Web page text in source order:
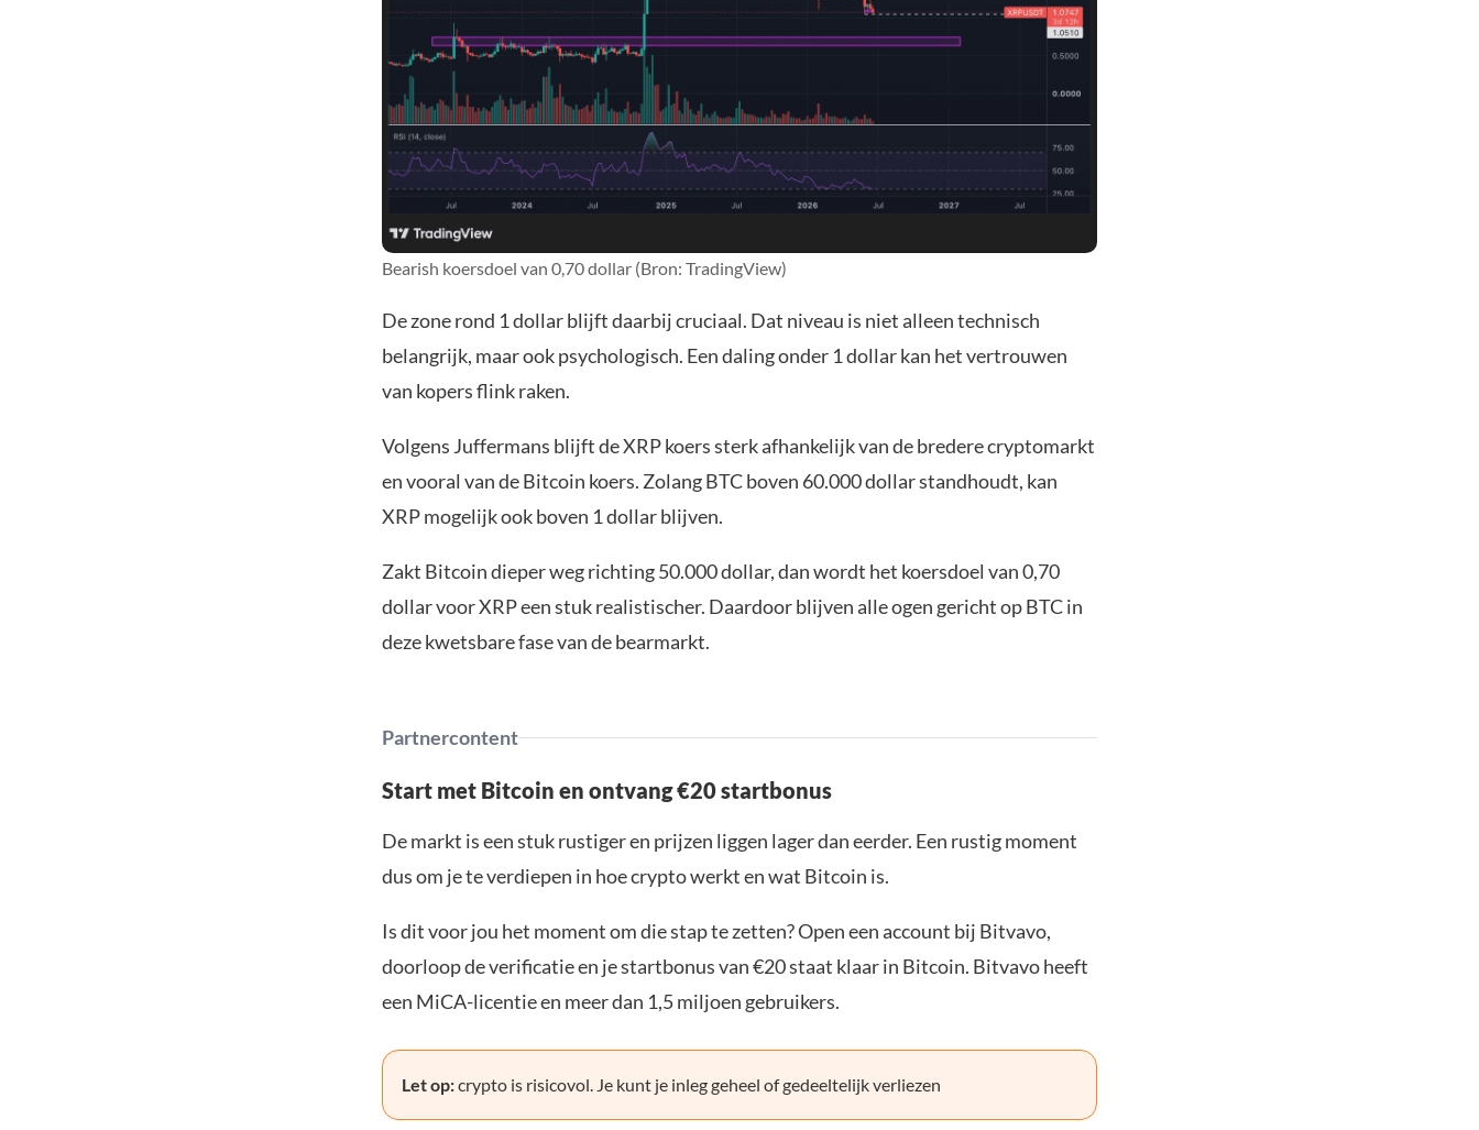
Bearish koersdoel van 0,70 dollar (Bron: TradingView)
De zone rond 1 dollar blijft daarbij cruciaal. Dat niveau is niet alleen technisch
belangrijk, maar ook psychologisch. Een daling onder 1 dollar kan het vertrouwen
van kopers flink raken.
Volgens Juffermans blijft de XRP koers sterk afhankelijk van de bredere cryptomarkt
en vooral van de Bitcoin koers. Zolang BTC boven 60.000 dollar standhoudt, kan
XRP mogelijk ook boven 1 dollar blijven.
Zakt Bitcoin dieper weg richting 50.000 dollar, dan wordt het koersdoel van 0,70
dollar voor XRP een stuk realistischer. Daardoor blijven alle ogen gericht op BTC in
deze kwetsbare fase van de bearmarkt.
Partnercontent
Start met Bitcoin en ontvang €20 startbonus
De markt is een stuk rustiger en prijzen liggen lager dan eerder. Een rustig moment
dus om je te verdiepen in hoe crypto werkt en wat Bitcoin is.
Is dit voor jou het moment om die stap te zetten? Open een account bij Bitvavo,
doorloop de verificatie en je startbonus van €20 staat klaar in Bitcoin. Bitvavo heeft
een MiCA-licentie en meer dan 1,5 miljoen gebruikers.
Let op:crypto is risicovol. Je kunt je inleg geheel of gedeeltelijk verliezen